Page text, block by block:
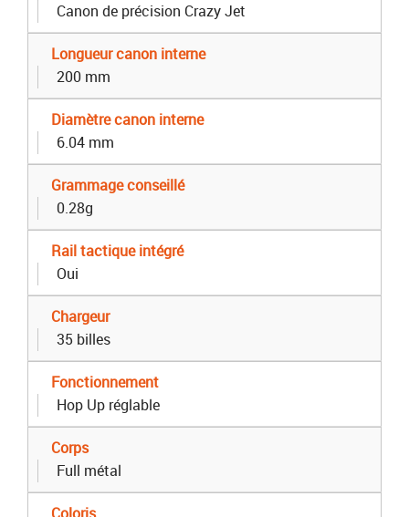
Canon de précision Crazy Jet
Longueur canon interne
200 mm
Diamètre canon interne
6.04 mm
Grammage conseillé
0.28g
Rail tactique intégré
Oui
Chargeur
35 billes
Fonctionnement
Hop Up réglable
Corps
Full métal